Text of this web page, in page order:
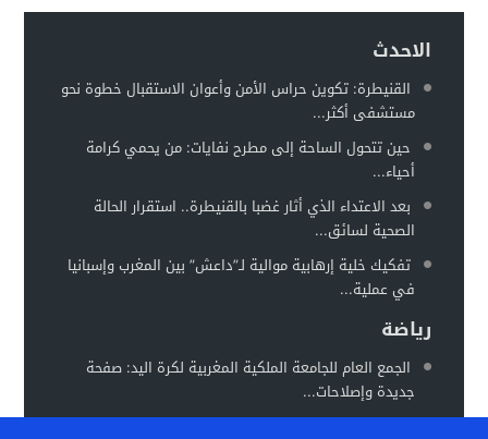
هيئة الدفاع تثير حيثية التقادم لإسقاط تهمة النصب عن محمد
سيارة مجهولة تثير استنفارًا أمنيًا بحي الفوركي تابريكت – سلا
12:31 الغموض يلف حريقا في مركز صحي
الاحدث
القنيطرة: تكوين حراس الأمن وأعوان الاستقبال خطوة نحو
مستشفى أكثر...
حين تتحول الساحة إلى مطرح نفايات: من يحمي كرامة
أحياء...
بعد الاعتداء الذي أثار غضبا بالقنيطرة.. استقرار الحالة
الصحية لسائق...
تفكيك خلية إرهابية موالية لـ”داعش” بين المغرب وإسبانيا
في عملية...
رياضة
الجمع العام للجامعة الملكية المغربية لكرة اليد: صفحة
جديدة وإصلاحات...